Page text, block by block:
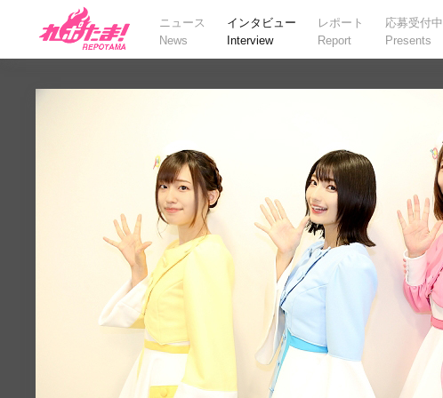
ニュース
News
インタビュー
Interview
レポート
Report
応募受付中
Presents